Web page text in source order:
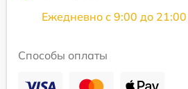
Ежедневно с 9:00 до 21:00
Способы оплаты